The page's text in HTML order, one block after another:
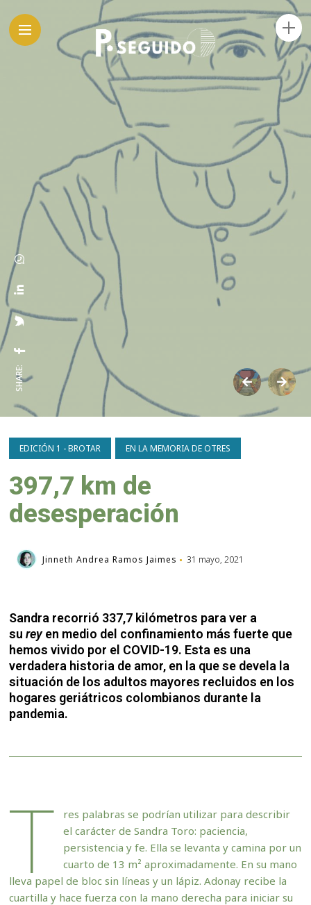
SHARE:
EDICIÓN 1 - BROTAR EN LA MEMORIA DE OTRES
397,7 km de
desesperación
Jinneth Andrea Ramos Jaimes 31 mayo, 2021
Sandra recorrió 337,7 kilómetros para ver a
sureyen medio del confinamiento más fuerte que
hemos vivido por el COVID-19. Esta es una
verdadera historia de amor, en la que se devela la
situación de los adultos mayores recluidos en los
hogares geriátricos colombianos durante la
pandemia.
T
res palabras se podrían utilizar para describir
el carácter de Sandra Toro: paciencia,
persistencia y fe. Ella se levanta y camina por un
cuarto de 13 m² aproximadamente. En su mano
lleva papel de bloc sin líneas y un lápiz. Adonay recibe la
cuartilla y hace fuerza con la mano derecha para iniciar su